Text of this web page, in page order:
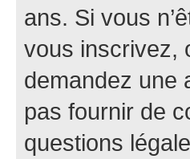
ans. Si vous
vous inscrivez,
demandez une
pas fournir de
questions